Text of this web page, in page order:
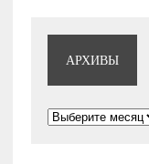
АРХИВЫ
Архивы